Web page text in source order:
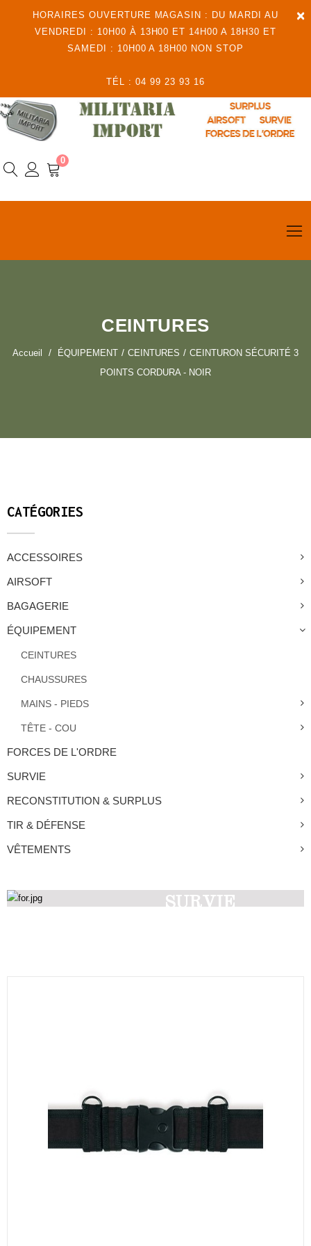
×
HORAIRES OUVERTURE MAGASIN : DU MARDI AU
VENDREDI : 10H00 À 13H00 ET 14H00 A 18H30 ET
SAMEDI : 10H00 A 18H00 NON STOP
TÉL : 04 99 23 93 16
0
CEINTURES
Accueil ÉQUIPEMENT CEINTURES
CEINTURON SÉCURITÉ 3
POINTS CORDURA - NOIR
CATÉGORIES
ACCESSOIRES
AIRSOFT
BAGAGERIE
ÉQUIPEMENT
CEINTURES
CHAUSSURES
MAINS - PIEDS
TÊTE - COU
FORCES DE L'ORDRE
SURVIE
RECONSTITUTION & SURPLUS
TIR & DÉFENSE
VÊTEMENTS
SURVIE